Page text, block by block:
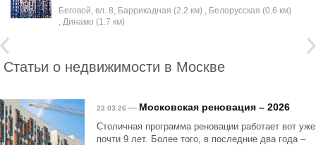
Беговой, вл. 8, Баррикадная (2.2 км) , Белорусская (0.6 км)
, Динамо (1.7 км)
Статьи о недвижимости в Москве
23.03.26 — Московская реновация – 2026
Столичная программа реновации работает вот уже
почти 9 лет. Более того, в последние два года –